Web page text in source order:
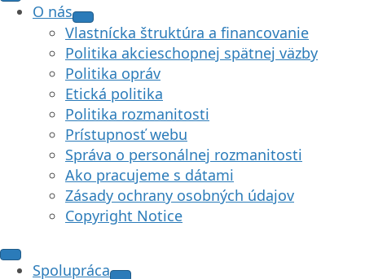
O nás
Vlastnícka štruktúra a financovanie
Politika akcieschopnej spätnej väzby
Politika opráv
Etická politika
Politika rozmanitosti
Prístupnosť webu
Správa o personálnej rozmanitosti
Ako pracujeme s dátami
Zásady ochrany osobných údajov
Copyright Notice
Spolupráca